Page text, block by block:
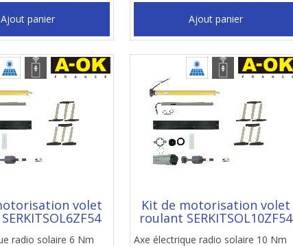
Ajout panier Ajout panier
volet
radio solaire 6 Nm
Kit de motorisation volet
roulant SERKITSOL10ZF54
Axe électrique radio solaire 10 Nm